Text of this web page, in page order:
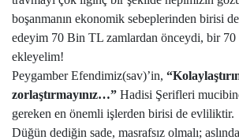
boşanmanın ekonomik sebeplerinden birisi
edeyim 70 Bin TL zamlardan önceydi, bir
ekleyelim!
Peygamber Efendimiz(sav)’in,
zorlaştırmayınız…” Hadisi Şerifleri
gereken en önemli işlerden birisi de evliliktir.
Düğün dediğin sade, masrafsız olmalı;